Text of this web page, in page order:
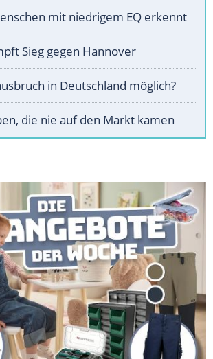
mit niedrigem EQ erkennt
Sieg gegen Hannover
in Deutschland möglich?
die nie auf den Markt kamen